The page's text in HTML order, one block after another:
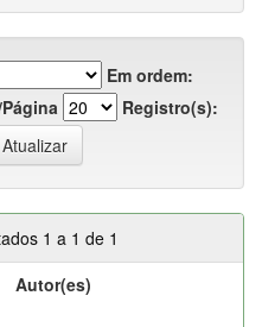
Em ordem:
Registro(s):
1 a 1 de 1
Autor(es)